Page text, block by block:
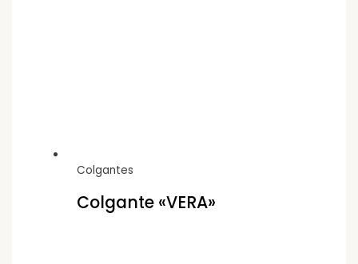
Colgantes
Colgante «VERA»